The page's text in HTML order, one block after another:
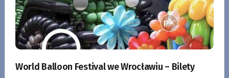
World Balloon Festival we Wrocławiu – Bilety